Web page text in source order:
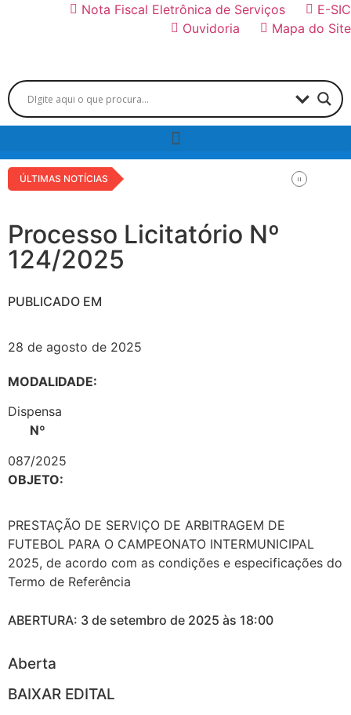
Nota Fiscal Eletrônica de Serviços
E-SIC
Ouvidoria
Mapa do Site
ÚLTIMAS NOTÍCIAS
Processo Licitatório Nº
124/2025
PUBLICADO EM
28 de agosto de 2025
MODALIDADE:
Dispensa
Nº
087/2025
OBJETO:
PRESTAÇÃO DE SERVIÇO DE ARBITRAGEM DE
FUTEBOL PARA O CAMPEONATO INTERMUNICIPAL
2025, de acordo com as condições e especificações do
Termo de Referência
ABERTURA: 3 de setembro de 2025 às 18:00
Aberta
BAIXAR EDITAL